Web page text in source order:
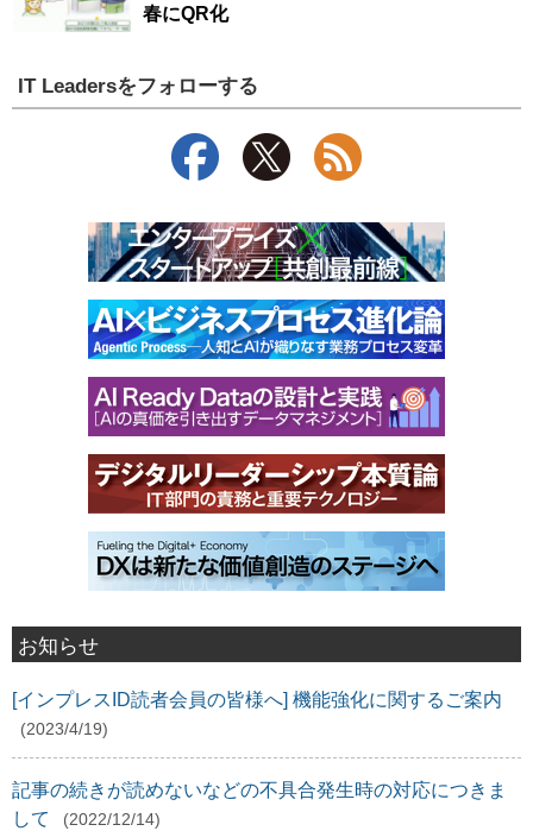
春にQR化
IT Leadersをフォローする
お知らせ
[インプレスID読者会員の皆様へ] 機能強化に関するご案内
(2023/4/19)
記事の続きが読めないなどの不具合発生時の対応につきま
して
(2022/12/14)